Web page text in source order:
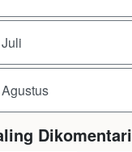
Juli
Agustus
Dikomentari